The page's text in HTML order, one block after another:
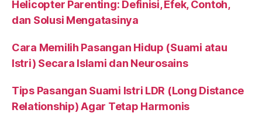
Helicopter Parenting: Definisi, Efek, Contoh,
dan Solusi Mengatasinya
Cara Memilih Pasangan Hidup (Suami atau
Istri) Secara Islami dan Neurosains
Tips Pasangan Suami Istri LDR (Long Distance
Relationship) Agar Tetap Harmonis